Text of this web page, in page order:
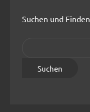
Suchen und Finden
u